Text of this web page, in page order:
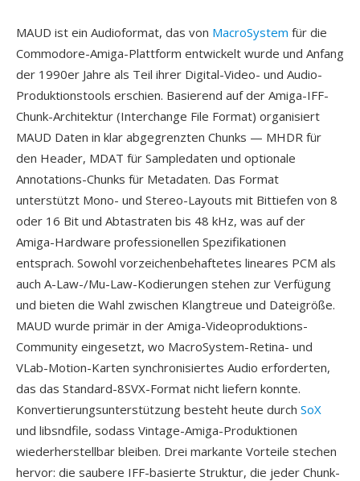
MAUD ist ein Audioformat, das von MacroSystem für die
Commodore-Amiga-Plattform entwickelt wurde und Anfang
der 1990er Jahre als Teil ihrer Digital-Video- und Audio-
Produktionstools erschien. Basierend auf der Amiga-IFF-
Chunk-Architektur (Interchange File Format) organisiert
MAUD Daten in klar abgegrenzten Chunks — MHDR für
den Header, MDAT für Sampledaten und optionale
Annotations-Chunks für Metadaten. Das Format
unterstützt Mono- und Stereo-Layouts mit Bittiefen von 8
oder 16 Bit und Abtastraten bis 48 kHz, was auf der
Amiga-Hardware professionellen Spezifikationen
entsprach. Sowohl vorzeichenbehaftetes lineares PCM als
auch A-Law-/Mu-Law-Kodierungen stehen zur Verfügung
und bieten die Wahl zwischen Klangtreue und Dateigröße.
MAUD wurde primär in der Amiga-Videoproduktions-
Community eingesetzt, wo MacroSystem-Retina- und
VLab-Motion-Karten synchronisiertes Audio erforderten,
das das Standard-8SVX-Format nicht liefern konnte.
Konvertierungsunterstützung besteht heute durch SoX
und libsndfile, sodass Vintage-Amiga-Produktionen
wiederherstellbar bleiben. Drei markante Vorteile stechen
hervor: die saubere IFF-basierte Struktur, die jeder Chunk-